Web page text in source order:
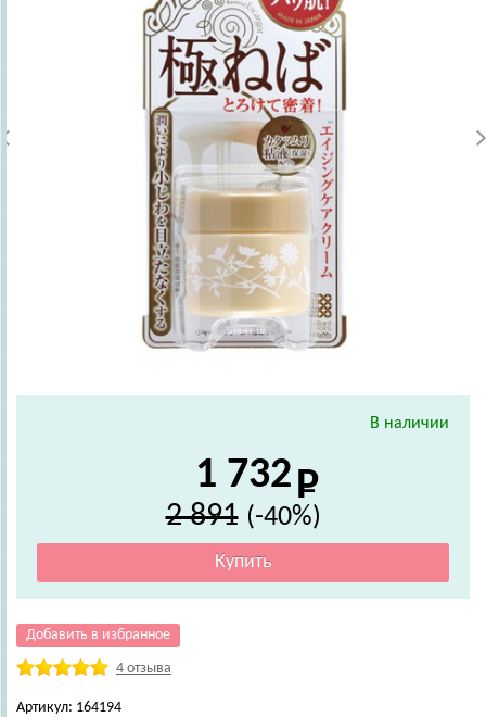
В наличии
1 732
2 891 (-40%)
Добавить в избранное
4 отзыва
Артикул: 164194